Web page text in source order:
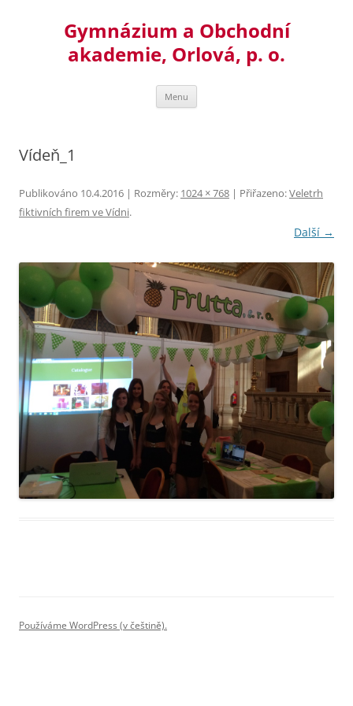
Gymnázium a Obchodní
akademie, Orlová, p. o.
Menu
Vídeň_1
Publikováno 10.4.2016 | Rozměry: 1024 × 768 | Přiřazeno:Veletrh
fiktivních firem ve Vídni.
Další →
Používáme WordPress (v češtině).